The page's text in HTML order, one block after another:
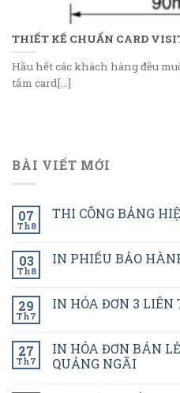
THIẾT KẾ CHUẨN CARD
Hầu hết các khách hàng đều
tấm card[...]
BÀI VIẾT MỚI
07
Th8
THI CÔNG BẢNG
03
Th8
IN PHIẾU BẢO
29
Th7
IN HÓA ĐƠN 3 LIÊN
27
Th7
IN HÓA ĐƠN BÁN
QUẢNG NGÃI